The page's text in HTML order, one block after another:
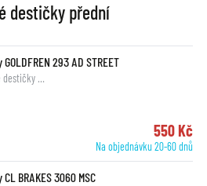
destičky přední
293 AD STREET
destičky …
550 Kč
Na objednávku 20-60 dnů
BRAKES 3060 MSC